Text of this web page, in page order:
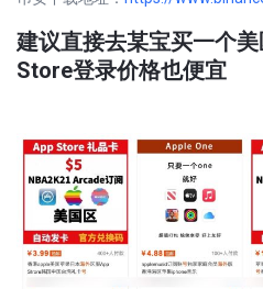
建议直接去某宝买一个
Store登录价格也便宜